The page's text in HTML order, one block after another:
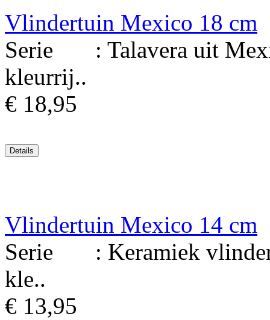
Vlindertuin Mexico 18 cm
Serie : Talavera uit
kleurrij..
€ 18,95
Vlindertuin Mexico 14 cm
Serie : Keramiek vlinder
kle..
€ 13,95